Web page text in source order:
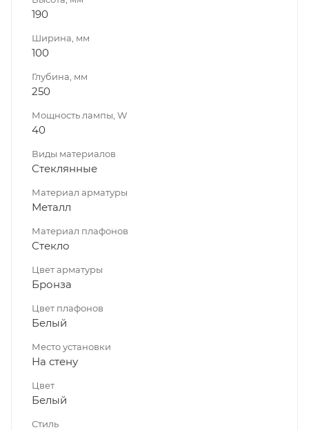
190
Ширина, мм
100
Глубина, мм
250
Мощность лампы, W
40
Виды материалов
Стеклянные
Материал арматуры
Металл
Материал плафонов
Стекло
Цвет арматуры
Бронза
Цвет плафонов
Белый
Место установки
На стену
Цвет
Белый
Стиль